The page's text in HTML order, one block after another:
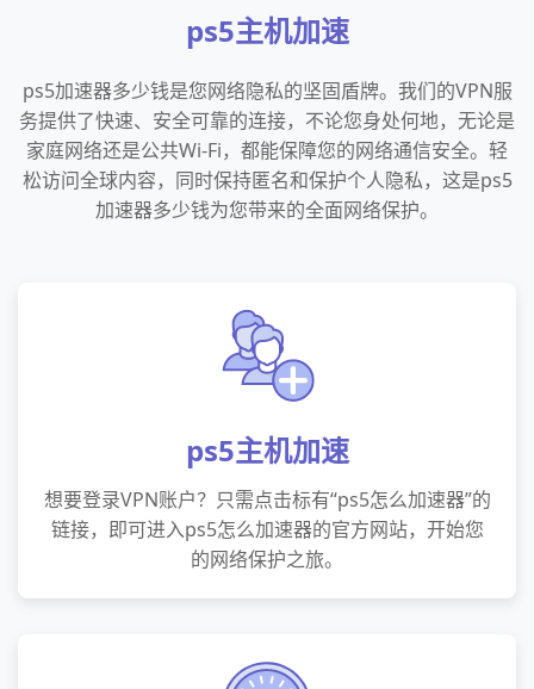
ps5主机加速
ps5加速器多少钱是您网络隐私的坚固盾牌。我们的VPN服
务提供了快速、安全可靠的连接，不论您身处何地，无论是
家庭网络还是公共Wi-Fi，都能保障您的网络通信安全。轻
松访问全球内容，同时保持匿名和保护个人隐私，这是ps5
加速器多少钱为您带来的全面网络保护。
ps5主机加速
想要登录VPN账户？只需点击标有“ps5怎么加速器”的
链接，即可进入ps5怎么加速器的官方网站，开始您
的网络保护之旅。